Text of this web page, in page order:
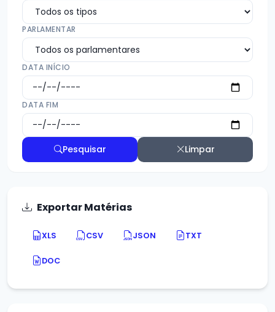
PARLAMENTAR
DATA INÍCIO
DATA FIM
Pesquisar Limpar
Exportar Matérias
XLS CSV JSON TXT
DOC